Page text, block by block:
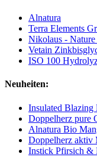
Alnatura
Terra Elements
Nikolaus -
Vetain
ISO 100
Neuheiten:
Insulated
Doppelherz pure
Alnatura Bio
Doppelherz aktiv
Instick Pfirsich &